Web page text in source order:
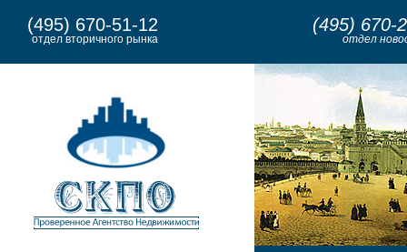
(495) 670-51-12
отдел вторичного рынка
(495) 670-
отдел